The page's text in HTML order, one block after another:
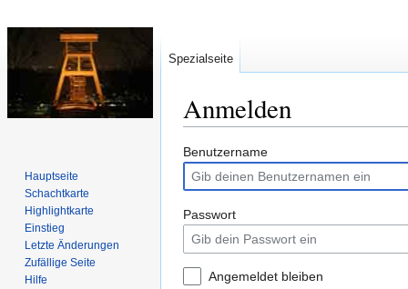
Anmelden
Zur
Navigation
springen
Zur
Suche
springen
Benutzername
Passwort
Angemeldet bleiben
Spezialseite
Hauptseite
Schachtkarte
Highlightkarte
Einstieg
Letzte Änderungen
Zufällige Seite
Hilfe